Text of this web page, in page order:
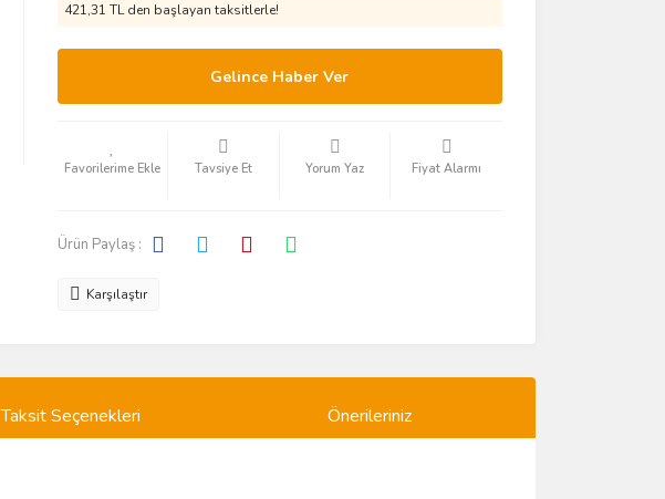
421,31 TL den başlayan taksitlerle!
Gelince Haber Ver
Tavsiye Et Yorum Yaz Fiyat Alarmı
Ürün Paylaş :
Karşılaştır
Taksit Seçenekleri Önerileriniz